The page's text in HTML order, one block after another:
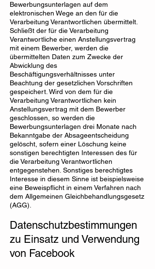
Bewerbungsunterlagen auf dem
elektronischen Wege an den für die
Verarbeitung Verantwortlichen übermittelt.
Schließt der für die Verarbeitung
Verantwortliche einen Anstellungsvertrag
mit einem Bewerber, werden die
übermittelten Daten zum Zwecke der
Abwicklung des
Beschäftigungsverhältnisses unter
Beachtung der gesetzlichen Vorschriften
gespeichert. Wird von dem für die
Verarbeitung Verantwortlichen kein
Anstellungsvertrag mit dem Bewerber
geschlossen, so werden die
Bewerbungsunterlagen drei Monate nach
Bekanntgabe der Absageentscheidung
gelöscht, sofern einer Löschung keine
sonstigen berechtigten Interessen des für
die Verarbeitung Verantwortlichen
entgegenstehen. Sonstiges berechtigtes
Interesse in diesem Sinne ist beispielsweise
eine Beweispflicht in einem Verfahren nach
dem Allgemeinen Gleichbehandlungsgesetz
(AGG).
Datenschutzbestimmungen
zu Einsatz und Verwendung
von Facebook